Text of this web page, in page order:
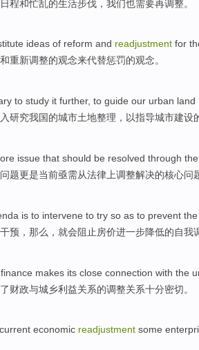
日程和忙乱的生活步伐 ， 我们也需要再调整。
ideas of reform and readjustment for
和重新调整的观念来代替惩罚的观念。
to study it further, to guide our urban land
研究我国的城市土地整理， 以指导城市建设
issue that should be resolved through the
问题更是当前亟需从法律 上调整解决的核心问
is to intervene to try so as to prevent the
干预， 那么 ， 就会阻止 房价进一步降低的自我
finance makes its close connection with the
了财政与城乡利益关系的调整关系十分密切。
economic readjustment some